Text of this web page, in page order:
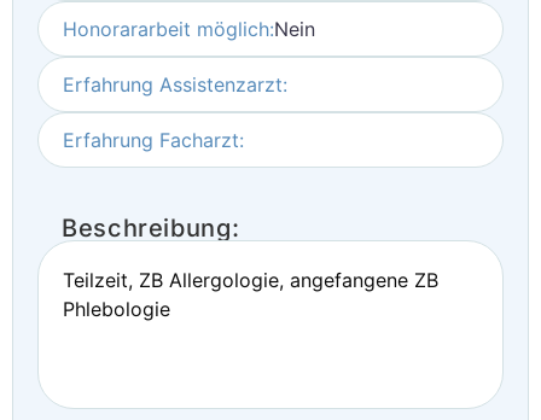
Honorararbeit möglich:Nein
Erfahrung Assistenzarzt:
Erfahrung Facharzt:
Beschreibung:
Teilzeit, ZB Allergologie, angefangene ZB
Phlebologie